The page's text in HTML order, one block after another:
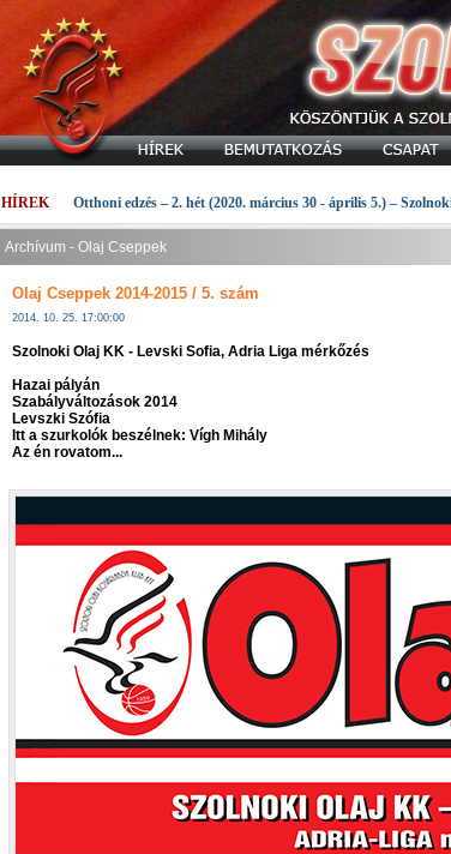
HÍREK Otthoni edzés – 2. hét (2020. március 30 - április 5.) –
Archívum - Olaj Cseppek
Olaj Cseppek 2014-2015 / 5. szám
2014. 10. 25. 17:00:00
Szolnoki Olaj KK - Levski Sofia, Adria Liga mérkőzés
Hazai pályán
Szabályváltozások 2014
Levszki Szófia
Itt a szurkolók beszélnek: Vígh Mihály
Az én rovatom...